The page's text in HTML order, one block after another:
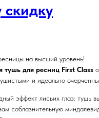
скидку
на высший уровень!
тушь для ресниц First Class
и идеально
эффект лисьих глаз: тушь
соблазнительную